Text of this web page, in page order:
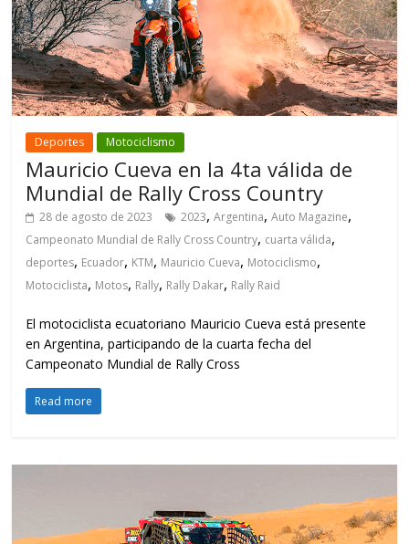
Deportes Motociclismo
Mauricio Cueva en la 4ta válida de
Mundial de Rally Cross Country
28 de agosto de 2023 2023,Argentina,Auto Magazine,
Campeonato Mundial de Rally Cross Country, cuarta válida,
deportes, Ecuador, KTM, Mauricio Cueva, Motociclismo,
Motociclista, Motos, Rally, Rally Dakar, Rally Raid
El motociclista ecuatoriano Mauricio Cueva está presente
en Argentina, participando de la cuarta fecha del
Campeonato Mundial de Rally Cross
Read more